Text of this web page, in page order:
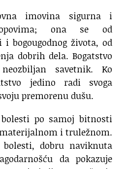
imovina sigurna i
ona se od
bogougodnog života, od
dobrih dela. Bogatstvo
savetnik. Ko
jedino radi svoga
premorenu dušu.
po samoj bitnosti
i truležnom.
dobru naviknuta
da pokazuje